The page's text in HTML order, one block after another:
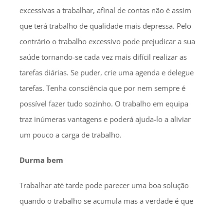
excessivas a trabalhar, afinal de contas não é assim
que terá trabalho de qualidade mais depressa. Pelo
contrário o trabalho excessivo pode prejudicar a sua
saúde tornando-se cada vez mais difícil realizar as
tarefas diárias. Se puder, crie uma agenda e delegue
tarefas. Tenha consciência que por nem sempre é
possível fazer tudo sozinho. O trabalho em equipa
traz inúmeras vantagens e poderá ajuda-lo a aliviar
um pouco a carga de trabalho.
Durma bem
Trabalhar até tarde pode parecer uma boa solução
quando o trabalho se acumula mas a verdade é que